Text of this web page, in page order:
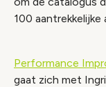
100 aantrekkelijke
Performance
gaat zich met